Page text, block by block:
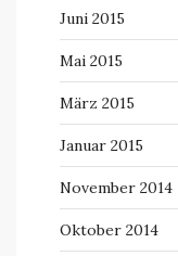
Juni 2015
Mai 2015
März 2015
Januar 2015
November 2014
Oktober 2014